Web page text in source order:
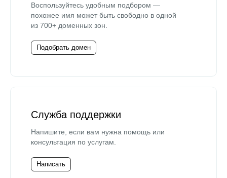
Воспользуйтесь удобным подбором —
похожее имя может быть свободно в одной
из 700+ доменных зон.
Подобрать домен
Служба поддержки
Напишите, если вам нужна помощь или
консультация по услугам.
Написать